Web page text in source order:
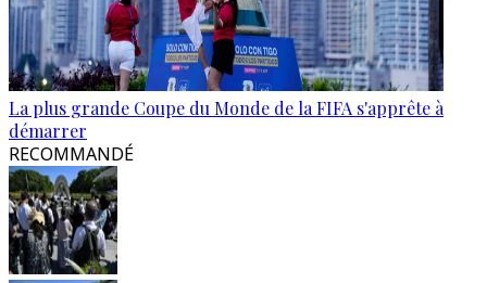
La plus grande Coupe du Monde de la FIFA s'apprête à
démarrer
RECOMMANDÉ